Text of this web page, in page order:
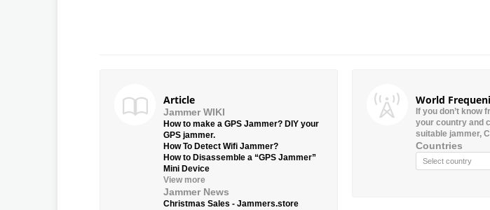
Article
Jammer WIKI
How to make a GPS Jammer? DIY your
GPS jammer.
How To Detect Wifi Jammer?
How to Disassemble a “GPS Jammer”
Mini Device
View more
Jammer News
Christmas Sales - Jammers.store
World
If you don’t know
your country and
suitable jammer,
Countries